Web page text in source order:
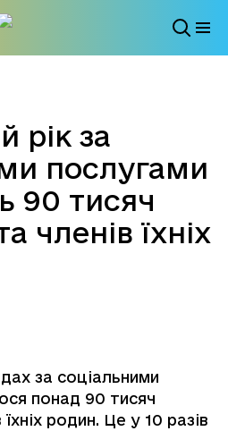
рік за
послугами
90 тисяч
членів їхніх
за соціальними
понад 90 тисяч
родин. Це у 10 разів